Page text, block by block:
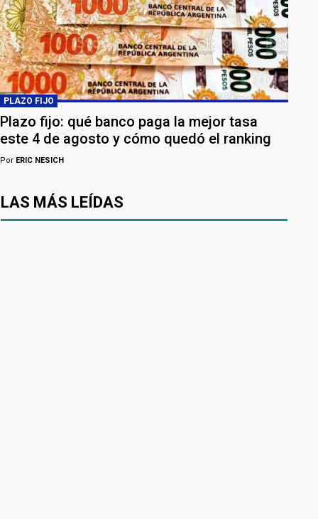
PLAZO FIJO
Plazo fijo: qué banco paga la mejor tasa
este 4 de agosto y cómo quedó el ranking
Por ERIC NESICH
LAS MÁS LEÍDAS